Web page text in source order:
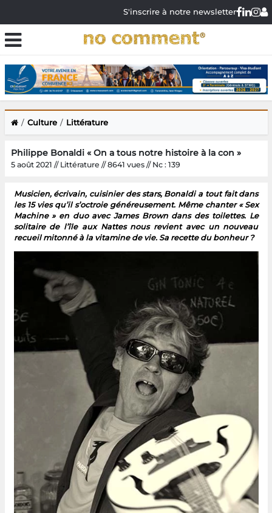
S'inscrire à notre newsletter
Culture Littérature
Philippe Bonaldi « On a tous notre histoire à la con »
5 août 2021 // Littérature // 8641 vues // Nc : 139
Musicien, écrivain, cuisinier des stars, Bonaldi a tout fait dans
les 15 vies qu’il s’octroie généreusement. Même chanter « Sex
Machine » en duo avec James Brown dans des toilettes. Le
solitaire de l’île aux Nattes nous revient avec un nouveau
recueil mitonné à la vitamine de vie. Sa recette du bonheur ?